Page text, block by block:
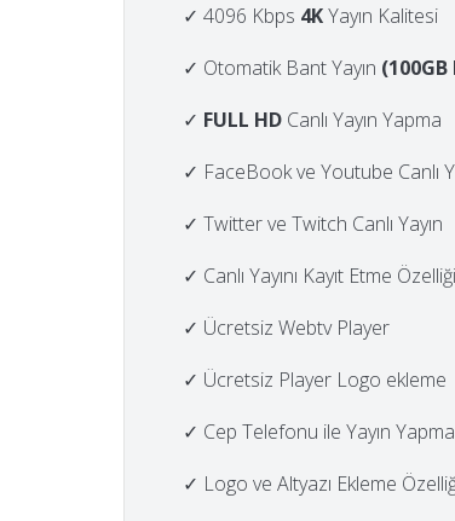
✓ 4096 Kbps 4KYayın Kalitesi
✓ Otomatik Bant Yayın
✓ FULL HD Canlı Yayın Yapma
✓ FaceBook ve Youtube Canlı
✓ Twitter ve Twitch Canlı Yayın
✓ Canlı Yayını Kayıt Etme Özelliği
✓ Ücretsiz Webtv Player
✓ Ücretsiz Player Logo ekleme
✓ Cep Telefonu ile Yayın Yapma
✓ Logo ve Altyazı Ekleme